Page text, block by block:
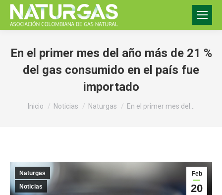
En el primer mes del año más de 21 %
del gas consumido en el país fue
importado
Estás aquí:
Inicio Noticias Naturgas En el primer mes del…
Feb
20
Naturgas
Noticias